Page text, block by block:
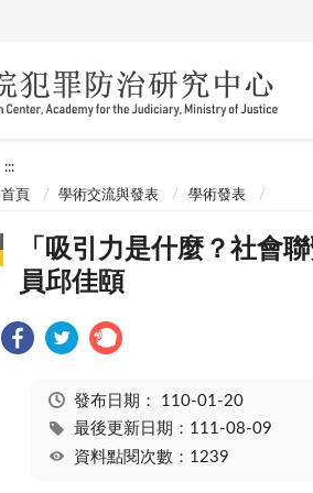
:::
首頁 學術交流與發表 學術發表
「吸引力是什麼？社會
員邱佳頤
發布日期： 110-01-20
最後更新日期：111-08-09
資料點閱次數：1239